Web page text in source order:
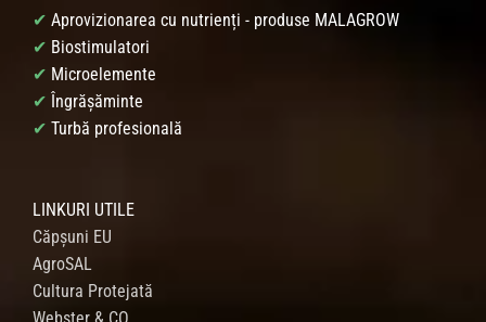
✔ Aprovizionarea cu nutrienți - produse MALAGROW
✔ Biostimulatori
✔ Microelemente
✔ Îngrășăminte
✔ Turbă profesională
LINKURI UTILE
Căpșuni EU
AgroSAL
Cultura Protejată